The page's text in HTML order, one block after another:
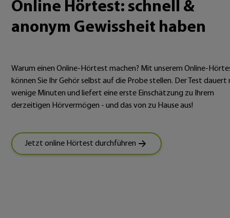
Online Hörtest: schnell &
anonym Gewissheit haben
Warum einen Online-Hörtest machen? Mit unserem Online-
können Sie Ihr Gehör selbst auf die Probe stellen. Der Test dauert
wenige Minuten und liefert eine erste Einschätzung zu Ihrem
derzeitigen Hörvermögen - und das von zu Hause aus!
Jetzt online Hörtest durchführen